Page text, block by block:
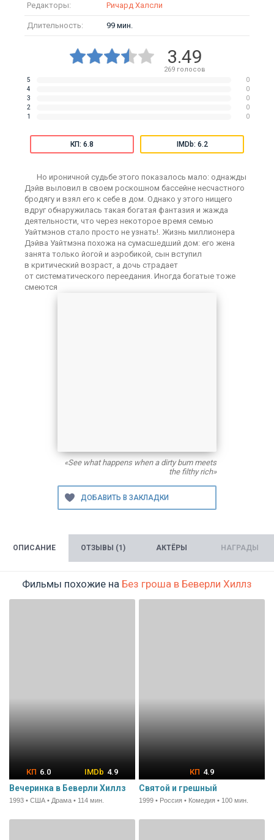
Редакторы: Ричард Халсли
Длительность: 99 мин.
3.49
269голосов
5
0
4
0
3
0
2
0
1
0
КП: 6.8 IMDb: 6.2
Но ироничной судьбе этого показалось мало: однажды
Дэйв выловил в своем роскошном бассейне несчастного
бродягу и взял его к себе в дом. Однако у этого нищего
вдруг обнаружилась такая богатая фантазия и жажда
деятельности, что через некоторое время семью
Уайтмэнов стало просто не узнать!. Жизнь миллионера
Дэйва Уайтмэна похожа на сумасшедший дом: его жена
занята только йогой и аэробикой, сын вступил
в критический возраст, а дочь страдает
от систематического переедания. Иногда богатые тоже
смеются
«See what happens when a dirty bum meets
the filthy rich»
ОПИСАНИЕ ОТЗЫВЫ (1) АКТЁРЫ НАГРАДЫ
Фильмы похожие на Без гроша в Беверли Хиллз
6.0 4.9
Вечеринка в Беверли Хиллз
1993 • США • Драма • 114 мин.
4.9
Святой и грешный
1999 • Россия • Комедия • 100 мин.